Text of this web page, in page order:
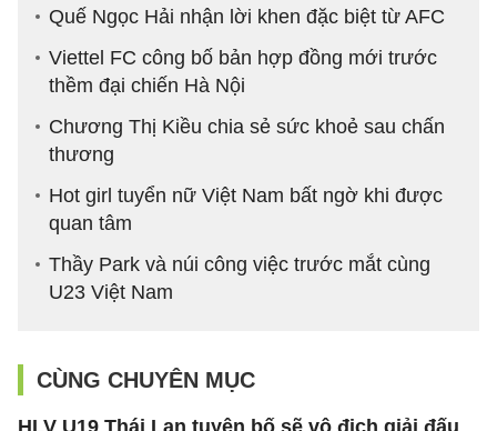
Quế Ngọc Hải nhận lời khen đặc biệt từ AFC
Viettel FC công bố bản hợp đồng mới trước
thềm đại chiến Hà Nội
Chương Thị Kiều chia sẻ sức khoẻ sau chấn
thương
Hot girl tuyển nữ Việt Nam bất ngờ khi được
quan tâm
Thầy Park và núi công việc trước mắt cùng
U23 Việt Nam
CÙNG CHUYÊN MỤC